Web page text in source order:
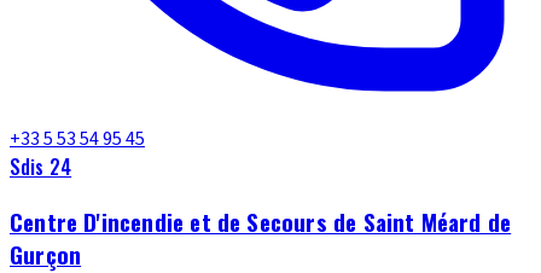
+33 5 53 54 95 45
Sdis 24
Centre D'incendie et de Secours de Saint Méard de
Gurçon